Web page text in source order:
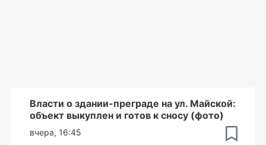
Власти о здании-преграде на ул. Майской:
объект выкуплен и готов к сносу (фото)
вчера, 16:45